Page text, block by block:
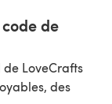
de
LoveCrafts
des